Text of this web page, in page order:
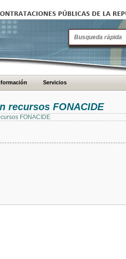
Servicios
recursos FONACIDE
FONACIDE